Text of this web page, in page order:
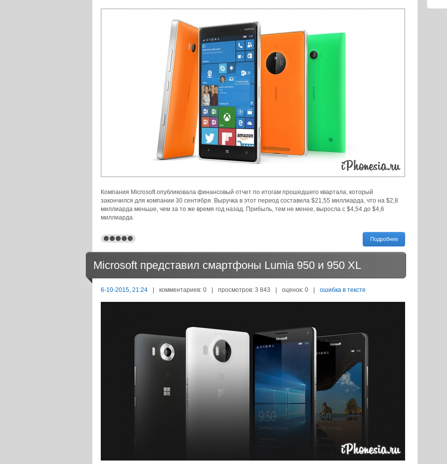
Компания Microsoft опубликовала финансовый отчет по итогам прошедшего квартала, который
закончился для компании 30 сентября. Выручка в этот период составила $21,55 миллиарда, что на $2,8
миллиарда меньше, чем за то же время год назад. Прибыль, тем не менее, выросла с $4,54 до $4,6
миллиарда.
Подробнее
Microsoft представил смартфоны Lumia 950 и 950 XL
6-10-2015, 21:24 | комментариев: 0 | просмотров: 3 843 | оценок: 0 | ошибка в тексте